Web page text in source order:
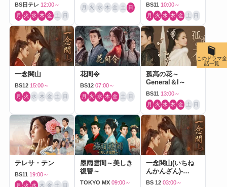
BS日テレ 12:00～
月 火 水 木 金 土 日
月 火 水 木 金 土 日 BS11 10:00～
月 火 水 木 金 土 日
一念関山
BS12 15:00～
月 火 水 木 金 土 日
花間令
BS12 07:00～
月 火 水 木 金 土 日
孤高の花～
General＆I～
BS11 13:00～
月 火 水 木 金 土 日
テレサ・テン
BS11 19:00～
月 火 水 木 金 土 日
墨雨雲間～美しき
復讐～
TOKYO MX 09:00～
一念関山(いちね
んかんざん)-
Journey to Love-
BS 12 03:00～
このドラマ全
話一覧